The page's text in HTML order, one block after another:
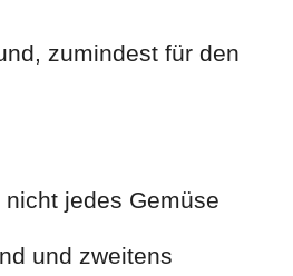
zumindest für den
jedes Gemüse
und zweitens